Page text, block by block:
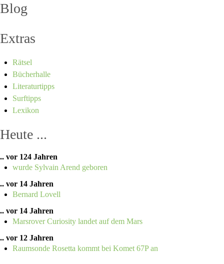
Blog
Extras
Rätsel
Bücherhalle
Literaturtipps
Surftipps
Lexikon
Heute ...
.. vor 124 Jahren
wurde Sylvain Arend geboren
.. vor 14 Jahren
Bernard Lovell
.. vor 14 Jahren
Marsrover Curiosity landet auf dem Mars
.. vor 12 Jahren
Raumsonde Rosetta kommt bei Komet 67P an